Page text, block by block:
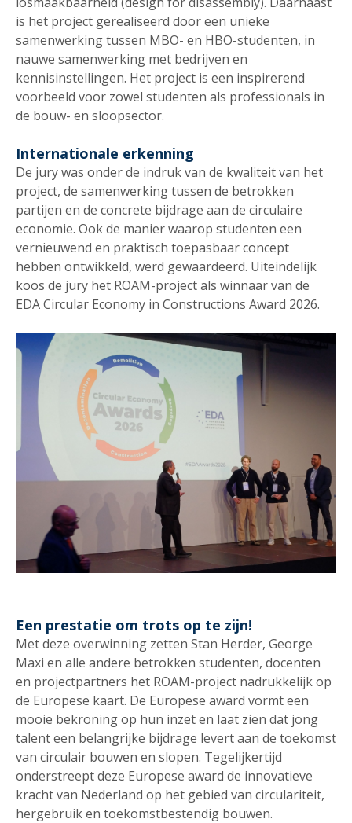
is het project gerealiseerd door een unieke
samenwerking tussen MBO- en HBO-studenten, in
nauwe samenwerking met bedrijven en
kennisinstellingen. Het project is een inspirerend
voorbeeld voor zowel studenten als professionals in
de bouw- en sloopsector.
Internationale erkenning
De jury was onder de indruk van de kwaliteit van het
project, de samenwerking tussen de betrokken
partijen en de concrete bijdrage aan de circulaire
economie. Ook de manier waarop studenten een
vernieuwend en praktisch toepasbaar concept
hebben ontwikkeld, werd gewaardeerd. Uiteindelijk
koos de jury het ROAM-project als winnaar van de
EDA Circular Economy in Constructions Award 2026.
Een prestatie om trots op te zijn!
Met deze overwinning zetten Stan Herder, George
Maxi en alle andere betrokken studenten, docenten
en projectpartners het ROAM-project nadrukkelijk op
de Europese kaart. De Europese award vormt een
mooie bekroning op hun inzet en laat zien dat jong
talent een belangrijke bijdrage levert aan de toekomst
van circulair bouwen en slopen. Tegelijkertijd
onderstreept deze Europese award de innovatieve
kracht van Nederland op het gebied van circulariteit,
hergebruik en toekomstbestendig bouwen.